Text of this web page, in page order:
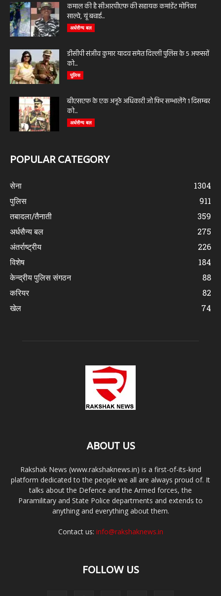
कमाल की है सीआरपीएफ की सहायक कमांडेंट मोनिका
साल्वे, यूं बचाई...
अर्धसैन्य बल
डीसीपी संजीव कुमार यादव समेत दिल्ली पुलिस के 5 अफसरों
को...
पुलिस
बीएसएफ के एक अनूठे अधिकारी जो फिर सम्भालेंगे 1 दिसम्बर
को...
अर्धसैन्य बल
POPULAR CATEGORY
सेना
1304
पुलिस
911
तबादला/तैनाती
359
अर्धसैन्य बल
275
अंतर्राष्ट्रीय
226
विशेष
184
केन्द्रीय पुलिस संगठन
88
करियर
82
खेल
74
ABOUT US
Rakshak News (www.rakshaknews.in) is a first-of-its-kind
platform dedicated to the people we all are always proud of. It
talks about the Defence and the Armed forces, the
Paramilitary and State Police departments and extends to
anything and everything about them.
Contact us: info@rakshaknews.in
FOLLOW US